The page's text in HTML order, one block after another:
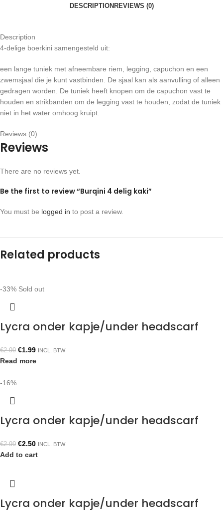
DESCRIPTION REVIEWS (0)
Description
4-delige boerkini samengesteld uit:
een lange tuniek met afneembare riem, legging, capuchon en een
zwemsjaal die je kunt vastbinden. De sjaal kan als aanvulling of alleen
gedragen worden. De tuniek heeft knopen om de capuchon vast te
houden en strikbanden om de legging vast te houden, zodat de tuniek
niet in het water omhoog kruipt.
Reviews (0)
Reviews
There are no reviews yet.
Be the first to review “Burqini 4 delig kaki”
You must be logged in to post a review.
Related products
-33% Sold out
Lycra onder kapje/under headscarf
€2.99 €1.99 INCL. BTW
Read more
-16%
Lycra onder kapje/under headscarf
€2.99 €2.50 INCL. BTW
Add to cart
Lycra onder kapje/under headscarf